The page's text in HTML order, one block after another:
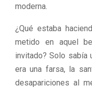
moderna.
¿Qué estaba
metido en aquel
invitado? Solo sabía
era una farsa, la
desapariciones al